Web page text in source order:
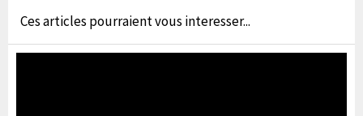
Ces articles pourraient vous interesser...